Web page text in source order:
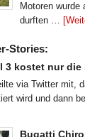
Motoren
durften …
Stories:
3 kostet nur die
via Twitter mit,
wird und dann
Bugatti